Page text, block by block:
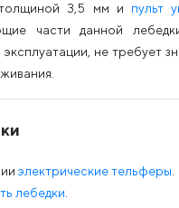
толщиной 3,5 мм и пульт
части данной
не требует
электрические тельферы
лебедки